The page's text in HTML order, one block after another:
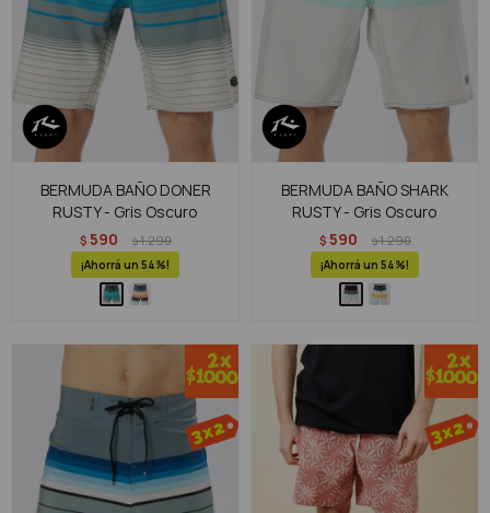
BERMUDA BAÑO DONER
RUSTY - Gris Oscuro
$ 590 $1.290
54
BERMUDA BAÑO SHARK
RUSTY - Gris Oscuro
$ 590 $1.290
54